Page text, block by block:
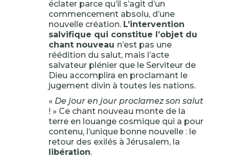
éclater parce qu’il s’agit d’un
commencement absolu, d’une
nouvelle création. L’intervention
salvifique qui constitue l’objet du
chant nouveau n’est pas une
réédition du salut, mais l’acte
salvateur plénier que le Serviteur de
Dieu accomplira en proclamant le
jugement divin à toutes les nations.
« De jour en jour proclamez son salut
! » Ce chant nouveau monte de la
terre en louange cosmique qui a pour
contenu, l’unique bonne nouvelle : le
retour des exilés à Jérusalem, la
libération.